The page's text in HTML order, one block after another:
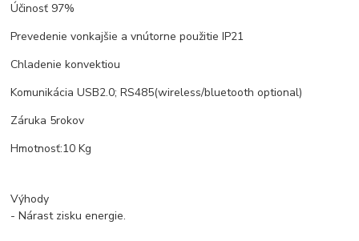
Účinosť 97%
Prevedenie vonkajšie a vnútorne použitie IP21
Chladenie konvektiou
Komunikácia USB2.0; RS485(wireless/bluetooth optional)
Záruka 5rokov
Hmotnosť:10 Kg
Výhody
- Nárast zisku energie.